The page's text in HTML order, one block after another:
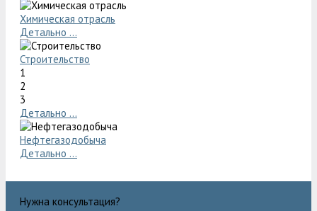
Химическая отрасль
Детально ...
Строительство
1
2
3
Детально ...
Нефтегазодобыча
Детально ...
Нужна консультация?